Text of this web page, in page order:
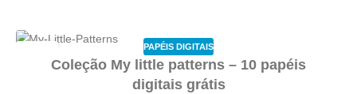
PAPÉIS DIGITAIS
Coleção My little patterns – 10 papéis
digitais grátis